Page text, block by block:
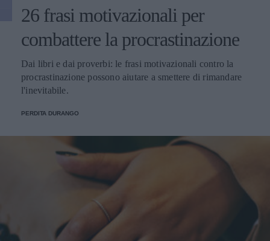
26 frasi motivazionali per
combattere la procrastinazione
Dai libri e dai proverbi: le frasi motivazionali contro la
procrastinazione possono aiutare a smettere di rimandare
l'inevitabile.
PERDITA DURANGO